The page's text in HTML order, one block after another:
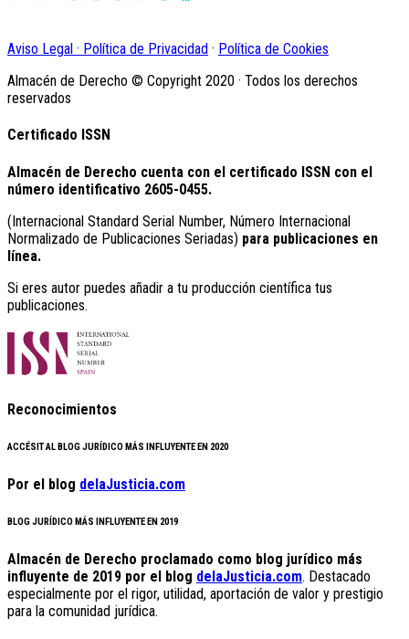
Aviso Legal · Política de Privacidad · Política de Cookies
Almacén de Derecho © Copyright 2020 · Todos los derechos
reservados
Certificado ISSN
Almacén de Derecho cuenta con el certificado ISSN con el
número identificativo 2605-0455.
(Internacional Standard Serial Number, Número Internacional
Normalizado de Publicaciones Seriadas) para publicaciones en
línea.
Si eres autor puedes añadir a tu producción científica tus
publicaciones.
Reconocimientos
ACCÉSIT AL BLOG JURÍDICO MÁS INFLUYENTE EN 2020
Por el blog delaJusticia.com
BLOG JURÍDICO MÁS INFLUYENTE EN 2019
Almacén de Derecho proclamado como blog jurídico más
influyente de 2019 por el blog delaJusticia.com. Destacado
especialmente por el rigor, utilidad, aportación de valor y prestigio
para la comunidad jurídica.